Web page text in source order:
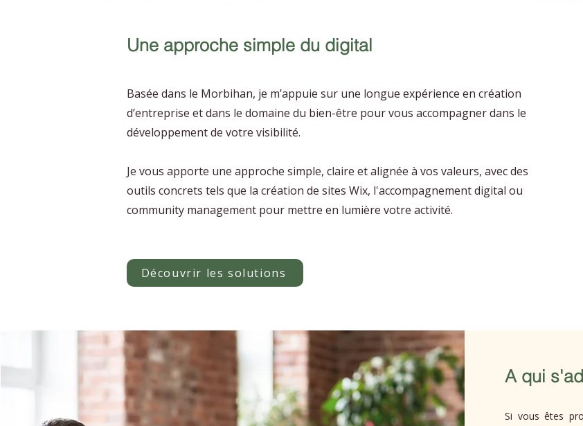
Une approche simple du digital
Basée dans le Morbihan, je m’appuie sur une longue expérience en création
d’entreprise et dans le domaine du bien-être pour vous accompagner dans le
développement de votre visibilité.
Je vous apporte une approche simple, claire et alignée à vos valeurs, avec des
outils concrets tels que la création de sites Wix, l'accompagnement digital ou
community management pour mettre en lumière votre activité.
Découvrir les solutions
A qui
Si vous êtes